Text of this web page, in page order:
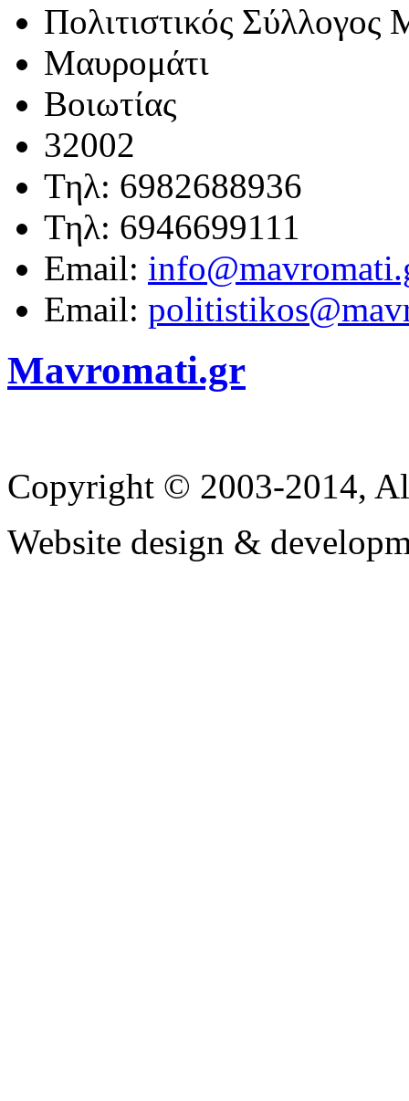
Πολιτιστικός Σύλλογος
Μαυρομάτι
Βοιωτίας
32002
Τηλ: 6982688936
Τηλ: 6946699111
Email:
Email:
Mavromati.gr
Copyright © 2003-2014,
Website design &